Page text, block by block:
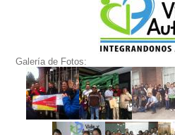
Galería de Fotos: